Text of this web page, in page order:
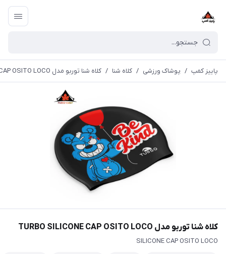
پاییز کمپ / پوشاک ورزشی / کلاه شنا / کلاه شنا توربو مدل TURBO SILICONE CAP OSITO LOCO
کلاه شنا توربو مدل TURBO SILICONE CAP OSITO LOCO
SILICONE CAP OSITO LOCO